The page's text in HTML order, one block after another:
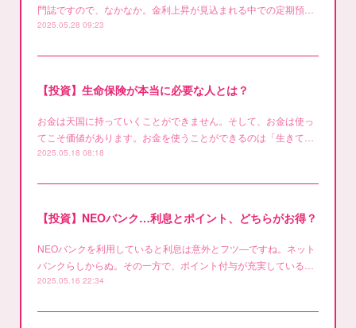
門誌ですので、なかなか。金利上昇が見込まれる中での定期預…
2025.05.28 09:23
【投資】生命保険が本当に必要な人とは？
お金は天国に持っていくことができません。そして、お金は使っ
てこそ価値があります。お金を使うことができるのは「生きて…
2025.05.18 08:18
【投資】NEOバンク…利息とポイント、どちらがお得？
NEOバンクを利用していると利息は意外とフツ―ですね。ネット
バンクらしからぬ。その一方で、ポイント付与が充実している…
2025.05.16 22:34